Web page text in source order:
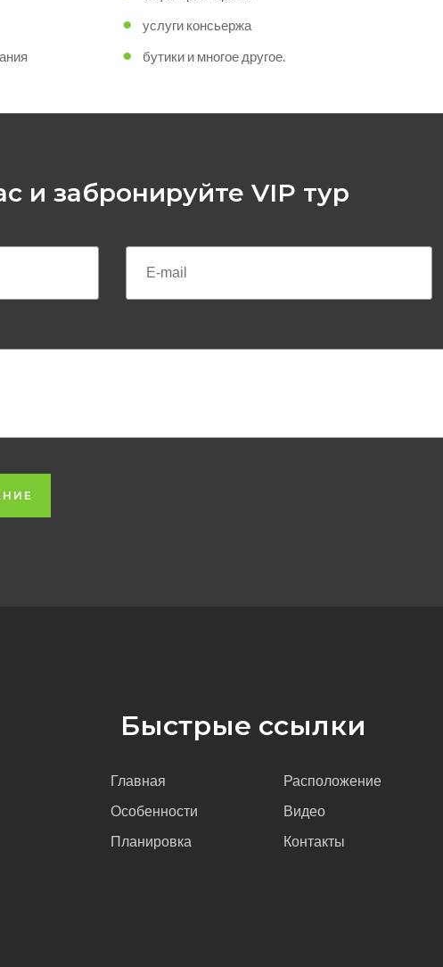
услуги консьержа
бутики и многое другое.
и забронируйте VIP тур
Быстрые ссылки
Главная
Особенности
Планировка
Расположение
Видео
Контакты